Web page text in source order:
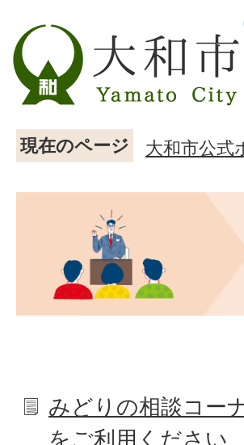
現在のページ 大和市公式
みどりの相談コー
をご利用ください